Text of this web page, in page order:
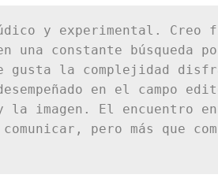
y experimental. Creo
constante búsqueda
la complejidad
en el campo
imagen. El encuentro
pero más que